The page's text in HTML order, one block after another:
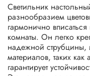
Светильник
разнообразием
гармонично
комнаты. Он легко
надежной струбцины,
материалов, таких
гарантирует